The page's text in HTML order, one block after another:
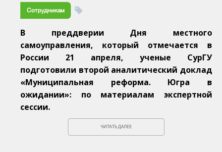
Сотрудникам
В преддверии Дня местного
самоуправления, который отмечается в
России 21 апреля, ученые СурГУ
подготовили второй аналитический доклад
«Муниципальная реформа. Югра в
ожидании»: по материалам экспертной
сессии.
ЧИТАТЬ ДАЛЕЕ